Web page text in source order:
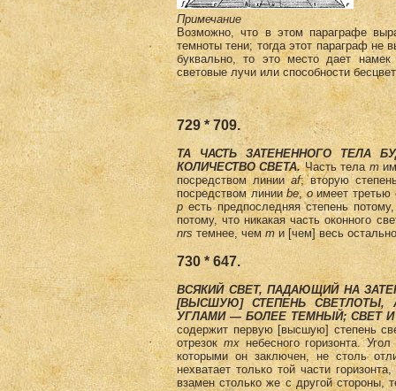
Примечание
Возможно, что в этом параграфе
темноты тени; тогда этот параграф не
буквально, то это место дает
световые лучи или способности
729 * 709.
ТА ЧАСТЬ ЗАТЕНЕННОГО ТЕЛА
КОЛИЧЕСТВО СВЕТА.Часть тела m
посредством линииaf; вторую
посредством линииbе,оимеет третью
p есть предпоследняя степень
потому, что никакая часть оконного
nrs темнее, чем m и [чем] весь
730 * 647.
ВСЯКИЙ СВЕТ, ПАДАЮЩИЙ НА
[ВЫСШУЮ] СТЕПЕНЬ
УГЛАМИ — БОЛЕЕ ТЕМНЫЙ; СВЕТ
содержит первую [высшую] степень
отрезок mxнебесного горизонта. Угол
которыми он заключен, не столь
нехватает только той части
взамен столько же с другой стороны,